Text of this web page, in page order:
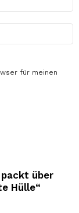
für meinen
packt über
Hülle“